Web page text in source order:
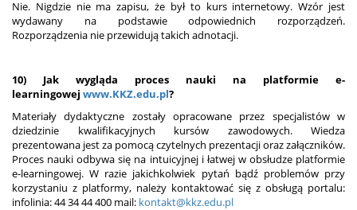
Nie. Nigdzie nie ma zapisu, że był to kurs internetowy. Wzór jest
wydawany na podstawie odpowiednich rozporządzeń.
Rozporządzenia nie przewidują takich adnotacji.
10) Jak wygląda proces nauki na platformie e-
learningowej www.KKZ.edu.pl?
Materiały dydaktyczne zostały opracowane przez specjalistów w
dziedzinie kwalifikacyjnych kursów zawodowych. Wiedza
prezentowana jest za pomocą czytelnych prezentacji oraz załączników.
Proces nauki odbywa się na intuicyjnej i łatwej w obsłudze platformie
e-learningowej. W razie jakichkolwiek pytań bądź problemów przy
korzystaniu z platformy, należy kontaktować się z obsługą portalu:
infolinia: 44 34 44 400 mail: kontakt@kkz.edu.pl